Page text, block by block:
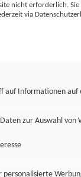
werden, um es
einer Webseite
hier aufgeführten
nicht erforderlich.
via
auf Informationen auf
zur Auswahl von
personalisierte